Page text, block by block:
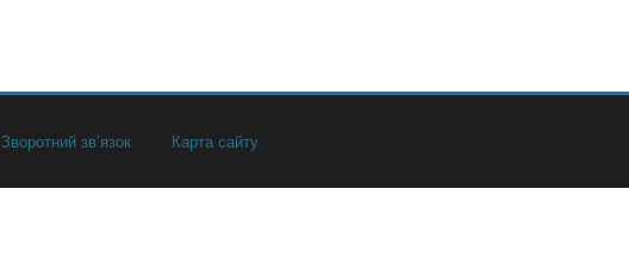
Зворотний зв’язок Карта сайту